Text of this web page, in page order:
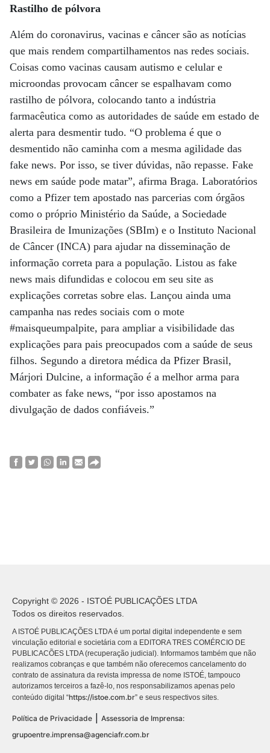
Rastilho de pólvora
Além do coronavirus, vacinas e câncer são as notícias
que mais rendem compartilhamentos nas redes sociais.
Coisas como vacinas causam autismo e celular e
microondas provocam câncer se espalhavam como
rastilho de pólvora, colocando tanto a indústria
farmacêutica como as autoridades de saúde em estado de
alerta para desmentir tudo. “O problema é que o
desmentido não caminha com a mesma agilidade das
fake news. Por isso, se tiver dúvidas, não repasse. Fake
news em saúde pode matar”, afirma Braga. Laboratórios
como a Pfizer tem apostado nas parcerias com órgãos
como o próprio Ministério da Saúde, a Sociedade
Brasileira de Imunizações (SBIm) e o Instituto Nacional
de Câncer (INCA) para ajudar na disseminação de
informação correta para a população. Listou as fake
news mais difundidas e colocou em seu site as
explicações corretas sobre elas. Lançou ainda uma
campanha nas redes sociais com o mote
#maisqueumpalpite, para ampliar a visibilidade das
explicações para pais preocupados com a saúde de seus
filhos. Segundo a diretora médica da Pfizer Brasil,
Márjori Dulcine, a informação é a melhor arma para
combater as fake news, “por isso apostamos na
divulgação de dados confiáveis.”
Copyright © 2026 - ISTOÉ PUBLICAÇÕES LTDA
Todos os direitos reservados.
A ISTOÉ PUBLICAÇÕES LTDA é um portal digital independente e sem
vinculação editorial e societária com a EDITORA TRES COMÉRCIO DE
PUBLICACÕES LTDA (recuperação judicial). Informamos também que não
realizamos cobranças e que também não oferecemos cancelamento do
contrato de assinatura da revista impressa de nome ISTOÉ, tampouco
autorizamos terceiros a fazê-lo, nos responsabilizamos apenas pelo
conteúdo digital “https://istoe.com.br” e seus respectivos sites.
Política de Privacidade
Assessoria de Imprensa:
grupoentre.imprensa@agenciafr.com.br